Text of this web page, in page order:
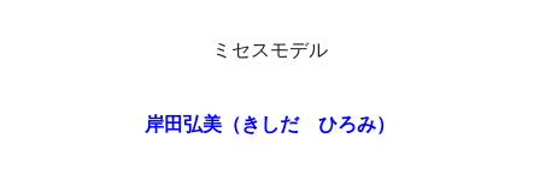
ミセスモデル
岸田弘美（きしだ ひろみ）